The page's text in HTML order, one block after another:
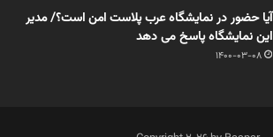
آیا حضور در نمایشگاه عرب پلاست امن است؟/ مدیر
این نمایشگاه پاسخ می دهد
1400-03-08